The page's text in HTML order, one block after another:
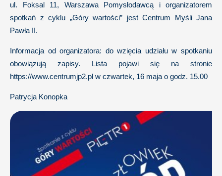
ul. Foksal 11, Warszawa Pomysłodawcą i organizatorem
spotkań z cyklu „Góry wartości” jest Centrum Myśli Jana
Pawła II.
Informacja od organizatora: do wzięcia udziału w spotkaniu
obowiązują zapisy. Lista pojawi się na stronie
https://www.centrumjp2.pl w czwartek, 16 maja o godz. 15.00
Patrycja Konopka